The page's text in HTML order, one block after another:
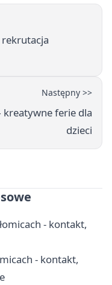
Następny >>
ferie dla
dzieci
- kontakt,
- kontakt,